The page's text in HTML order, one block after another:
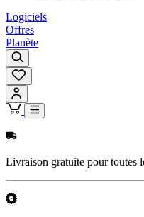
Logiciels
Offres
Planète
Livraison gratuite pour toutes